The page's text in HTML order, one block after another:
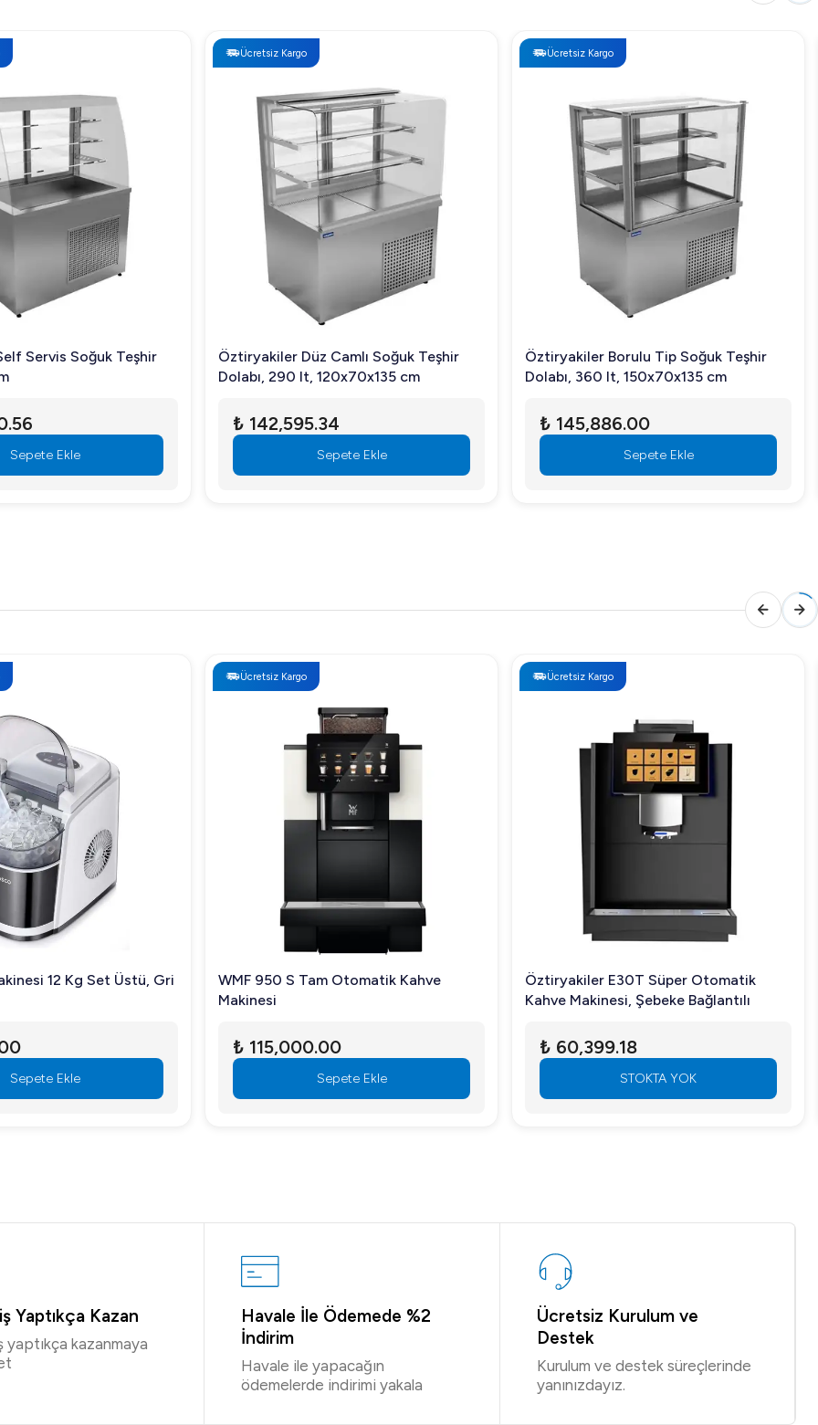
performansı dikkate alındığında oldukça rekabetçi seviyededir. Detaylı bilgi için web sitemizi ziyaret edebilirsiniz.
Tercih Edilmeli?
çevre dostu özellikleriyle ticari alanlarda prestijli bir seçimdir. Ürünlerinizi 0°C ~ 12°C aralığında sabit ve güvenli bir
sayesinde kullanım kolaylığı sağlar.
çözümüdür.
Servis Soğuk Teşhir
Sepete Ekle
Ücretsiz Kargo
Öztiryakiler Düz Camlı Soğuk Teşhir
Dolabı, 290 lt, 120x70x135 cm
₺ 142,595.34
Sepete Ekle
Ücretsiz Kargo
Öztiryakiler Borulu Tip Soğuk Teşhir
Dolabı, 360 lt, 150x70x135 cm
₺ 145,886.00
Sepete Ekle
12 Kg Set Üstü, Gri
Sepete Ekle
Ücretsiz Kargo
WMF 950 S Tam Otomatik Kahve
Makinesi
₺ 115,000.00
Sepete Ekle
Ücretsiz Kargo
Öztiryakiler E30T Süper Otomatik
Kahve Makinesi, Şebeke Bağlantılı
₺ 60,399.18
STOKTA YOK
Yaptıkça Kazan
yaptıkça kazanmaya
Havale İle Ödemede %2
İndirim
Havale ile yapacağın
ödemelerde indirimi yakala
Ücretsiz Kurulum ve
Destek
Kurulum ve destek süreçlerinde
yanınızdayız.